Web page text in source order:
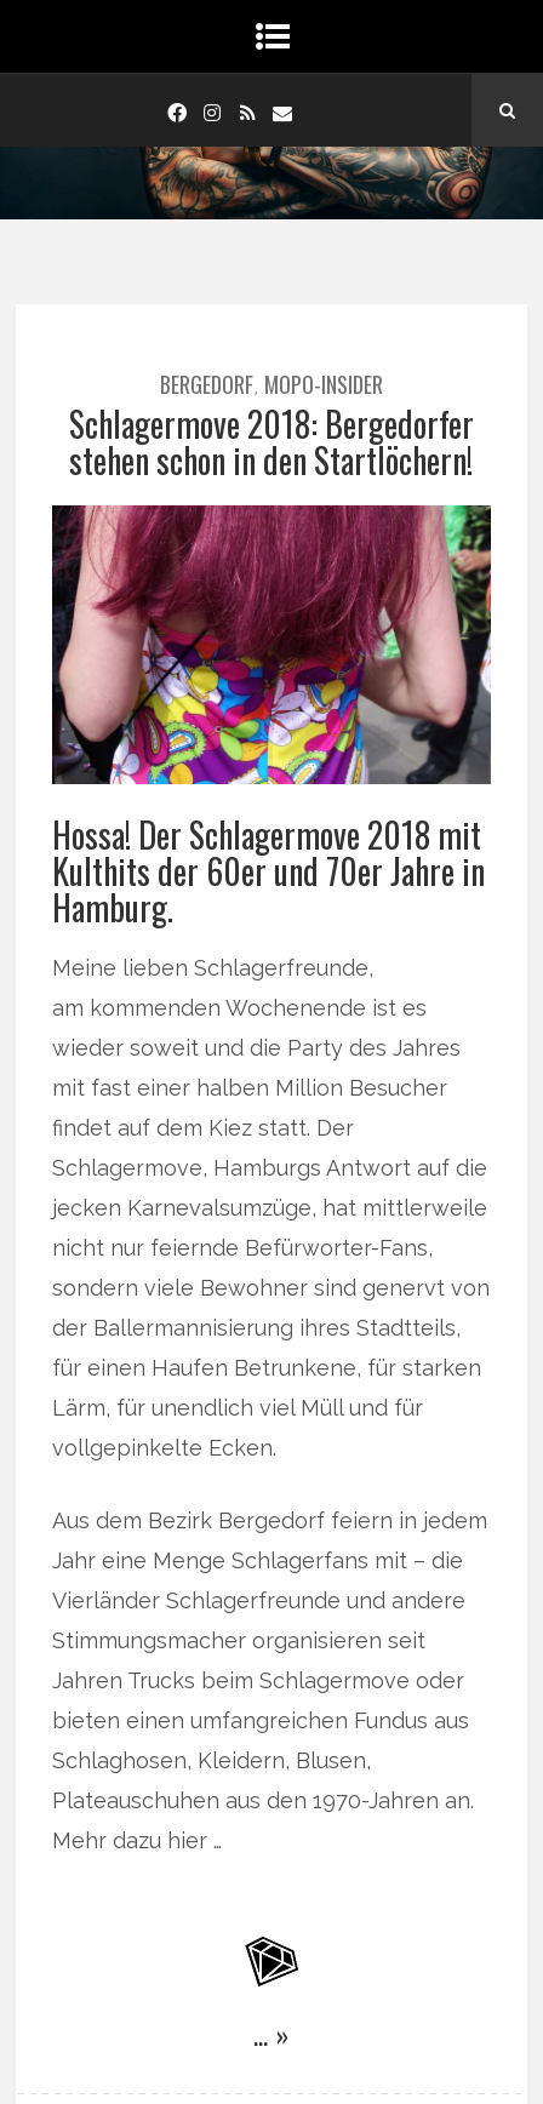
BERGEDORF, MOPO-INSIDER
Schlagermove 2018: Bergedorfer
stehen schon in den Startlöchern!
Hossa! Der Schlagermove 2018 mit
Kulthits der 60er und 70er Jahre in
Hamburg.
Meine lieben Schlagerfreunde,
am kommenden Wochenende ist es
wieder soweit und die Party des Jahres
mit fast einer halben Million Besucher
findet auf dem Kiez statt. Der
Schlagermove, Hamburgs Antwort auf die
jecken Karnevalsumzüge, hat mittlerweile
nicht nur feiernde Befürworter-Fans,
sondern viele Bewohner sind genervt von
der Ballermannisierung ihres Stadtteils,
für einen Haufen Betrunkene, für starken
Lärm, für unendlich viel Müll und für
vollgepinkelte Ecken.
Aus dem Bezirk Bergedorf feiern in jedem
Jahr eine Menge Schlagerfans mit – die
Vierländer Schlagerfreunde und andere
Stimmungsmacher organisieren seit
Jahren Trucks beim Schlagermove oder
bieten einen umfangreichen Fundus aus
Schlaghosen, Kleidern, Blusen,
Plateauschuhen aus den 1970-Jahren an.
Mehr dazu hier …
… »